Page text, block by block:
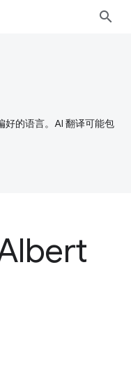
好的语言。AI 翻译可能包